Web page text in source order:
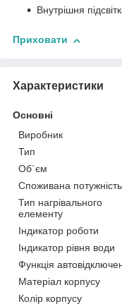
Внутрішня
Приховати
Характеристики
Основні
Виробник
Тип
Об`єм
Споживана потужність
Тип нагрівального
елементу
Індикатор роботи
Індикатор рівня води
Функція
Матеріал корпусу
Колір корпусу